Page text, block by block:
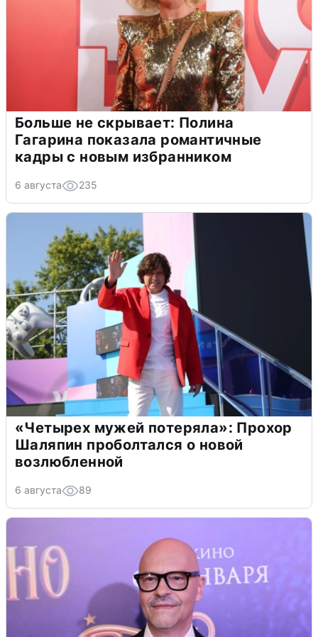
Больше не скрывает: Полина
Гагарина показала романтичные
кадры с новым избранником
6 августа 235
«Четырех мужей потеряла»: Прохор
Шаляпин проболтался о новой
возлюбленной
6 августа 89